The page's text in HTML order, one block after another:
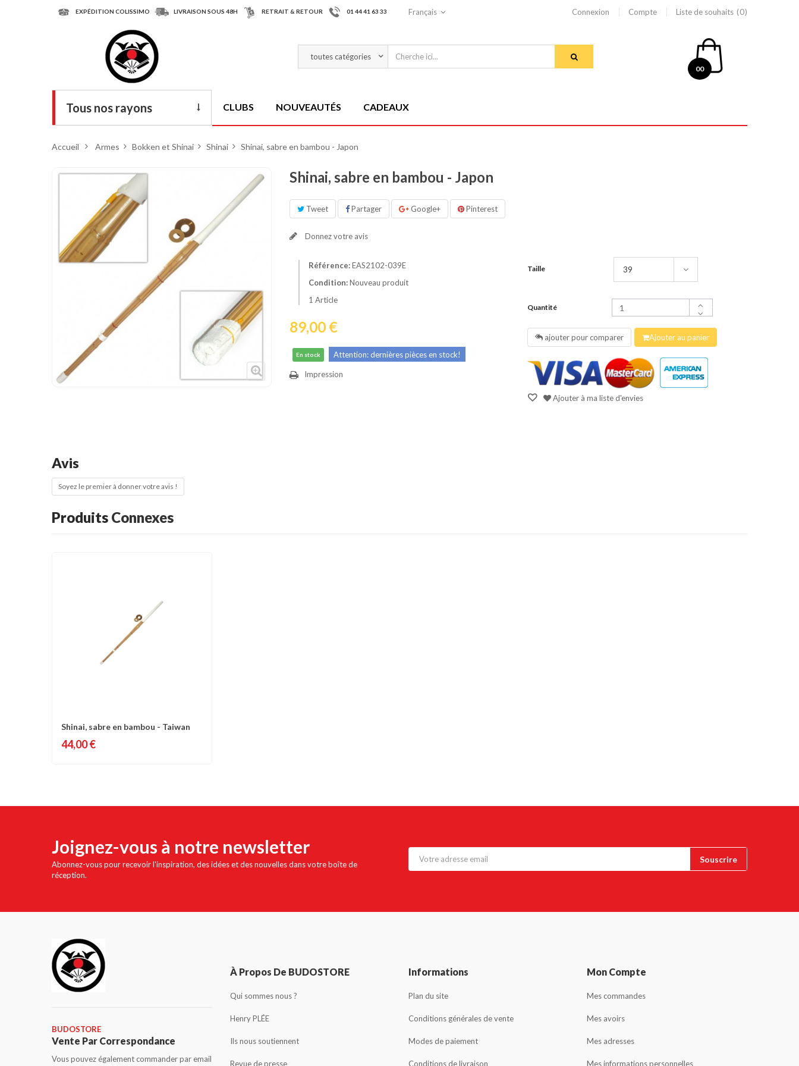
EXPÉDITION COLISSIMO LIVRAISON SOUS 48H RETRAIT & RETOUR 01 44 41 63 33 Français Connexion Compte Liste de souhaits 0
00
Tous nos rayons
Tenues
Chaussures
Protections
Condition physique
Accessoires
Tatamis
CLUBS NOUVEAUTÉS CADEAUX
Accueil > Armes > Bokken et Shinai > Shinai > Shinai, sabre en bambou - Japon
Shinai, sabre en bambou - Japon
Tweet Partager Google+ Pinterest
Donnez votre avis
Référence:EAS2102-039E
Condition:Nouveau produit
1 Article
89,00 €
En stock Attention: dernières pièces en stock!
Impression
Taille
Quantité
ajouter pour comparer Ajouter au panier
Ajouter à ma liste d'envies
Avis
Soyez le premier à donner votre avis !
Produits Connexes
Comparer Liste d'envies
Shinai, sabre en bambou - Taiwan
44,00 €
Joignez-vous à notre newsletter
Abonnez-vous pour recevoir l'inspiration, des idées et des nouvelles dans votre boîte de
réception.
BUDOSTORE
Vente Par Correspondance
Vous pouvez également commander par email
À Propos De BUDOSTORE
Qui sommes nous ?
Henry PLÉE
Ils nous soutiennent
Revue de presse
Informations
Plan du site
Conditions générales de vente
Modes de paiement
Conditions de livraison
Mon Compte
Mes commandes
Mes avoirs
Mes adresses
Mes informations personnelles